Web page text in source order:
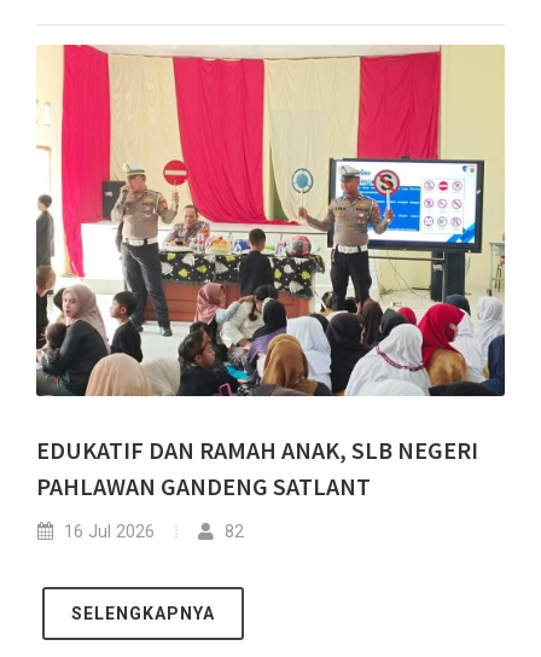
EDUKATIF DAN RAMAH ANAK, SLB NEGERI
PAHLAWAN GANDENG SATLANT
16 Jul 2026 82
SELENGKAPNYA